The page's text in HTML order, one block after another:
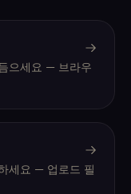
으세요 — 브라우
세요 — 업로드 필